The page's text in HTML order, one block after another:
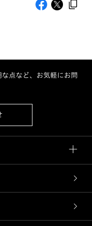
点など、お気軽にお問